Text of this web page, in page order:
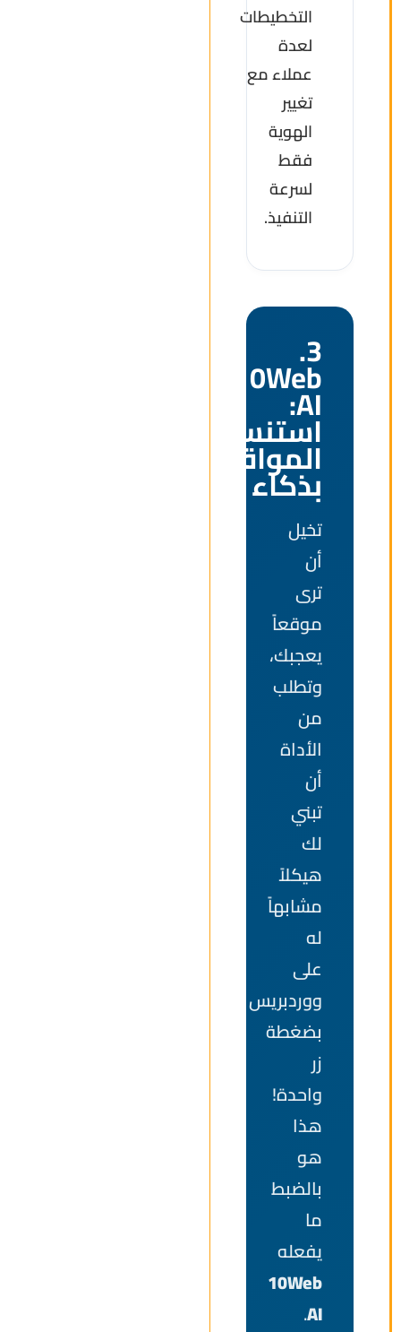
التخطيطات
لعدة
عملاء مع
تغيير
الهوية
فقط
لسرعة
التنفيذ.
3.
10Web
AI:
استنساخ
المواقع
بذكاء
تخيل
أن
ترى
موقعاً
يعجبك،
وتطلب
من
الأداة
أن
تبني
لك
هيكلاً
مشابهاً
له
على
ووردبريس
بضغطة
زر
واحدة!
هذا
هو
بالضبط
ما
يفعله
10Web
AI
.